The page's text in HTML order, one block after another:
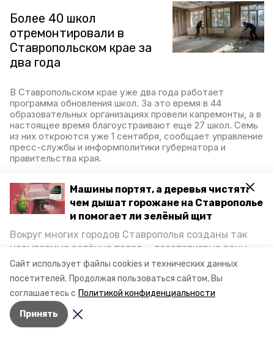
Сайт использует файлы cookies и технических данных
посетителей. Продолжая пользоваться сайтом, Вы
соглашаетесь с Политикой конфиденциальности
Принять
Машины портят, а деревья чистят:
чем дышат горожане на Ставрополье
и помогает ли зелёный щит
Вокруг многих городов Ставрополья созданы так
называемые зелёные пояса — лесопарковые зоны,
снижающие негативное воздействие выхлопных
газов на атмосферу. Справляются ли они с
постоянно растущим потоком автотранспорта и
каким воздухом дышат жители края, узнала
корреспондент «Победы26».
Более 40 школ
отремонтировали в
Ставропольском крае за
два года
В Ставропольском крае уже два года работает
программа обновления школ. За это время в 44
образовательных организациях провели капремонты, а в
настоящее время благоустраивают ещё 27 школ. Семь
из них откроются уже 1 сентября, сообщает управление
пресс-службы и информполитики губернатора и
правительства края.
Ставропольский край
вошёл в топ-20 регионов
по состоянию
инвестклимата
На Петербургском межрегиональном экономическом
форуме озвучили результаты ежегодного национального
рейтинга инвестиционного климата регионов России.